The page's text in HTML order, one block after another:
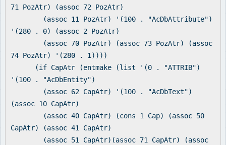
71 PozAtr) (assoc 72 PozAtr)
(assoc 11 PozAtr) '(100 . "AcDbAttribute")
'(280 . 0) (assoc 2 PozAtr)
(assoc 70 PozAtr) (assoc 73 PozAtr) (assoc
74 PozAtr) '(280 . 1))))
(if CapAtr (entmake (list '(0 . "ATTRIB")
'(100 . "AcDbEntity")
(assoc 62 CapAtr) '(100 . "AcDbText")
(assoc 10 CapAtr)
(assoc 40 CapAtr) (cons 1 Cap) (assoc 50
CapAtr) (assoc 41 CapAtr)
(assoc 51 CapAtr)(assoc 71 CapAtr) (assoc